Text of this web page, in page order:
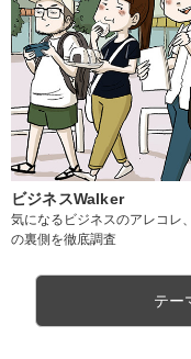
ビジネスWalker
気になるビジネスのアレコレ
の裏側を徹底調査
テー